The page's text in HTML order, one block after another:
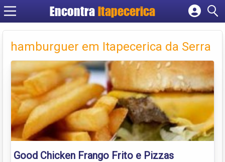
Encontra Itapecerica
Cadastrar empresa
Criar conta
hamburguer em Itapecerica da Serra
Good Chicken Frango Frito e Pizzas